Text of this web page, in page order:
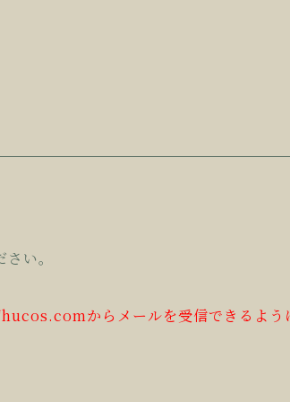
い。
からメールを受信できるよう